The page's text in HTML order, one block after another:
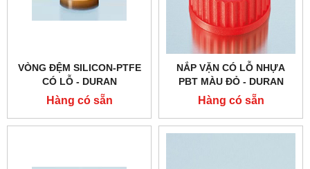
VÒNG ĐỆM SILICON-PTFE
CÓ LỖ - DURAN
Hàng có sẵn
NẮP VẶN CÓ LỖ NHỰA
PBT MÀU ĐỎ - DURAN
Hàng có sẵn